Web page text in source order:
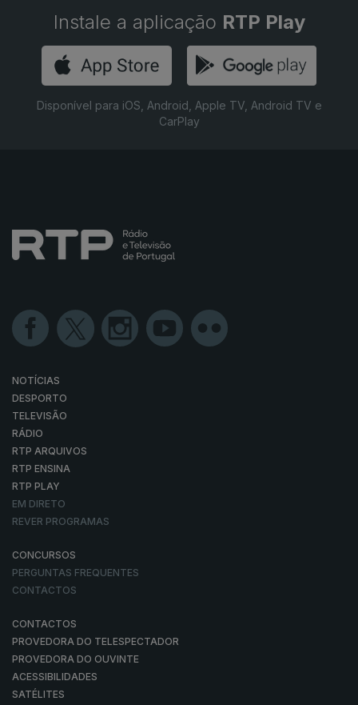
Instale a aplicação RTP Play
Disponível para iOS, Android, Apple TV, Android TV e
CarPlay
NOTÍCIAS
DESPORTO
TELEVISÃO
RÁDIO
RTP ARQUIVOS
RTP ENSINA
RTP PLAY
EM DIRETO
REVER PROGRAMAS
CONCURSOS
PERGUNTAS FREQUENTES
CONTACTOS
CONTACTOS
PROVEDORA DO TELESPECTADOR
PROVEDORA DO OUVINTE
ACESSIBILIDADES
SATÉLITES